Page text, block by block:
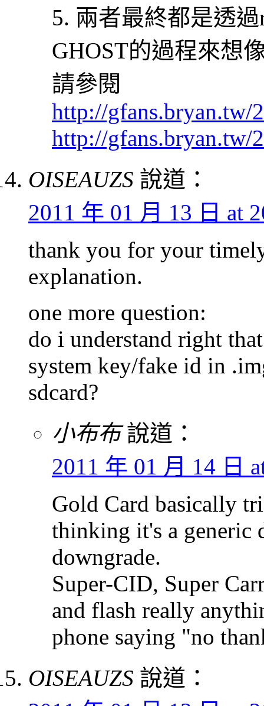
5. 兩者最終都是透
GHOST的過程來想
請參閱
http://gfans.bryan.tw/
http://gfans.bryan.tw/
OISEAUZS 說道：
2011 年 01 月 13 日 at
thank you for your
explanation.
one more question:
do i understand right
system key/fake id in
sdcard?
小布布 說道：
2011 年 01 月 14 日
Gold Card basically
thinking it's a generic
downgrade.
Super-CID, Super
and flash really
phone saying "no
OISEAUZS 說道：